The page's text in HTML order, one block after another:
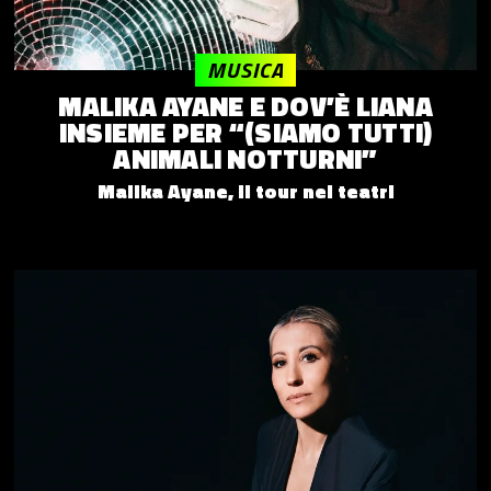
MALIKA AYANE E DOV’È LIANA
INSIEME PER “(SIAMO TUTTI)
ANIMALI NOTTURNI”
Malika Ayane, il tour nei teatri
MUSICA